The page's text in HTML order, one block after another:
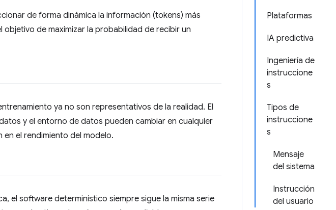
Plataformas
IA predictiva
Ingeniería de
instruccione
s
Tipos de
instruccione
s
Mensaje
del sistema
Instrucción
del usuario
de forma dinámica la información (tokens) más
de maximizar la probabilidad de recibir un
ya no son representativos de la realidad. El
y el entorno de datos pueden cambiar en cualquier
el rendimiento del modelo.
el software determinístico siempre sigue la misma serie